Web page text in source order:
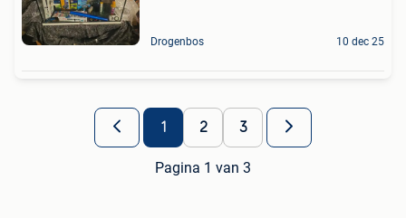
Drogenbos 10 dec 25
1 2 3
Pagina 1 van 3